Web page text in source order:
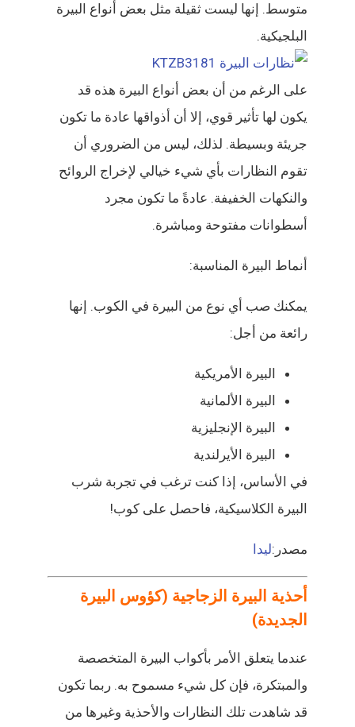
متوسط. إنها ليست ثقيلة مثل بعض أنواع البيرة
البلجيكية.
على الرغم من أن بعض أنواع البيرة هذه قد
يكون لها تأثير قوي، إلا أن أذواقها عادة ما تكون
جريئة وبسيطة. لذلك، ليس من الضروري أن
تقوم النظارات بأي شيء خيالي لإخراج الروائح
والنكهات الخفيفة. عادةً ما تكون مجرد
أسطوانات مفتوحة ومباشرة.
أنماط البيرة المناسبة:
يمكنك صب أي نوع من البيرة في الكوب. إنها
رائعة من أجل:
البيرة الأمريكية
البيرة الألمانية
البيرة الإنجليزية
البيرة الأيرلندية
في الأساس، إذا كنت ترغب في تجربة شرب
البيرة الكلاسيكية، فاحصل على كوب!
مصدر:ليدا
أحذية البيرة الزجاجية (كؤوس البيرة
الجديدة)
عندما يتعلق الأمر بأكواب البيرة المتخصصة
والمبتكرة، فإن كل شيء مسموح به. ربما تكون
قد شاهدت تلك النظارات والأحذية وغيرها من